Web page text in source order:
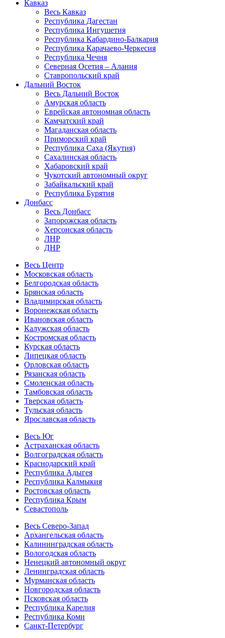
Кавказ
Весь Кавказ
Республика Дагестан
Республика Ингушетия
Республика Кабардино-Балкария
Республика Карачаево-Черкесия
Республика Чечня
Северная Осетия – Алания
Ставропольский край
Дальний Восток
Весь Дальний Восток
Амурская область
Еврейская автономная область
Камчатский край
Магаданская область
Приморский край
Республика Саха (Якутия)
Сахалинская область
Хабаровский край
Чукотский автономный округ
Забайкальский край
Республика Бурятия
Донбасс
Весь Донбасс
Запорожская область
Херсонская область
ЛНР
ДНР
Весь Центр
Московская область
Белгородская область
Брянская область
Владимирская область
Воронежская область
Ивановская область
Калужская область
Костромская область
Курская область
Липецкая область
Орловская область
Рязанская область
Смоленская область
Тамбовская область
Тверская область
Тульская область
Ярославская область
Весь Юг
Астраханская область
Волгоградская область
Краснодарский край
Республика Адыгея
Республика Калмыкия
Ростовская область
Республика Крым
Севастополь
Весь Северо-Запад
Архангельская область
Калининградская область
Вологодская область
Ненецкий автономный округ
Ленинградская область
Мурманская область
Новгородская область
Псковская область
Республика Карелия
Республика Коми
Санкт-Петербург